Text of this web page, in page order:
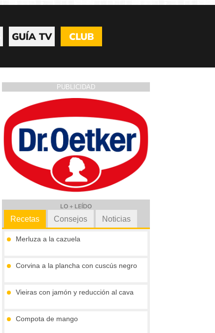
GUÍA TV CLUB
PUBLICIDAD
LO + LEÍDO
Recetas
Merluza a la cazuela
Corvina a la plancha con cuscús negro
Vieiras con jamón y reducción al cava
Compota de mango
Consejos Noticias